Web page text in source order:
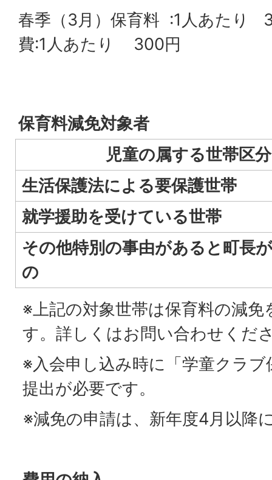
春季（3月）保育料 :1人あたり
費:1人あたり 300円
保育料減免対象者
児童の属する世帯区分
生活保護法による要保護世帯
就学援助を受けている世帯
その他特別の事由があると町長
の
※上記の対象世帯は保育料の減
す。詳しくはお問い合わせくだ
※入会申し込み時に「学童クラブ
提出が必要です。
※減免の申請は、新年度4月以降